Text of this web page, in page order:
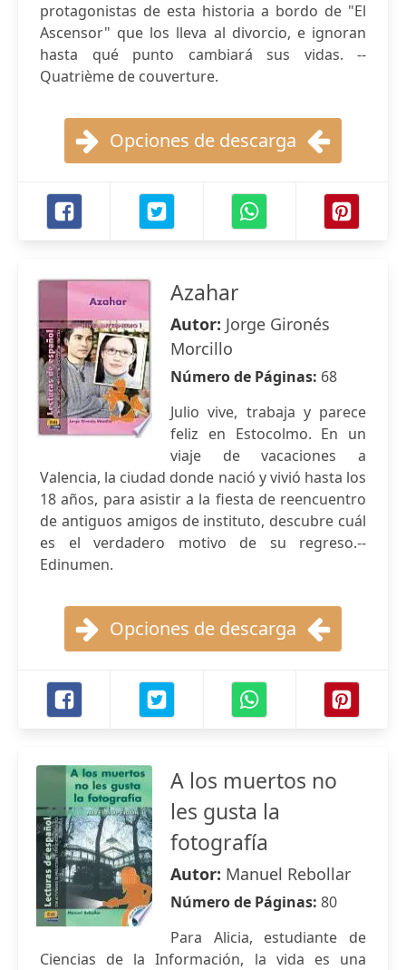
protagonistas de esta historia a bordo de "El
Ascensor" que los lleva al divorcio, e ignoran
hasta qué punto cambiará sus vidas. --
Quatrième de couverture.
Opciones de descarga
Azahar
Autor: Jorge Gironés
Morcillo
Número de Páginas: 68
Julio vive, trabaja y parece
feliz en Estocolmo. En un
viaje de vacaciones a
Valencia, la ciudad donde nació y vivió hasta los
18 años, para asistir a la fiesta de reencuentro
de antiguos amigos de instituto, descubre cuál
es el verdadero motivo de su regreso.--
Edinumen.
Opciones de descarga
A los muertos no
les gusta la
fotografía
Autor: Manuel Rebollar
Número de Páginas: 80
Para Alicia, estudiante de
Ciencias de la Información, la vida es una